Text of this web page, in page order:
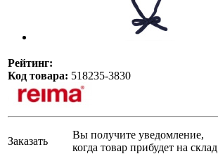
Рейтинг:
Код товара: 518235-3830
Заказать
Вы получите уведомление,
когда товар прибудет на склад